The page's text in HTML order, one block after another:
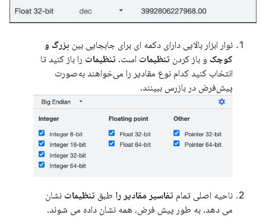
نوار ابزار بالایی دارای دکمه ای برای جابجایی بین بزرگ و
کوچک و باز کردن تنظیمات است. تنظیمات را باز کنید تا
انتخاب کنید کدام نوع مقادیر را می‌خواهند به‌صورت
پیش‌فرض در بازرس ببینند.
ناحیه اصلی تمام تفاسیر مقادیر را طبق تنظیمات نشان
می دهد. به طور پیش فرض، همه نشان داده می شوند.